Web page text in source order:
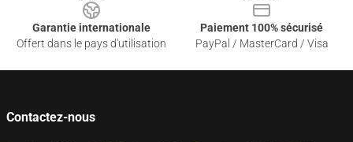
Garantie internationale
Offert dans le pays d'utilisation
Paiement 100% sécurisé
PayPal / MasterCard / Visa
Contactez-nous